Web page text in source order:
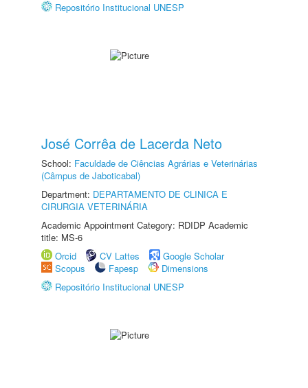
Repositório Institucional UNESP
José Corrêa de Lacerda Neto
School: Faculdade de Ciências Agrárias e Veterinárias
(Câmpus de Jaboticabal)
Department: DEPARTAMENTO DE CLINICA E
CIRURGIA VETERINÁRIA
Academic Appointment Category: RDIDP Academic
title: MS-6
Orcid
CV Lattes
Google Scholar
Scopus
Fapesp
Dimensions
Repositório Institucional UNESP